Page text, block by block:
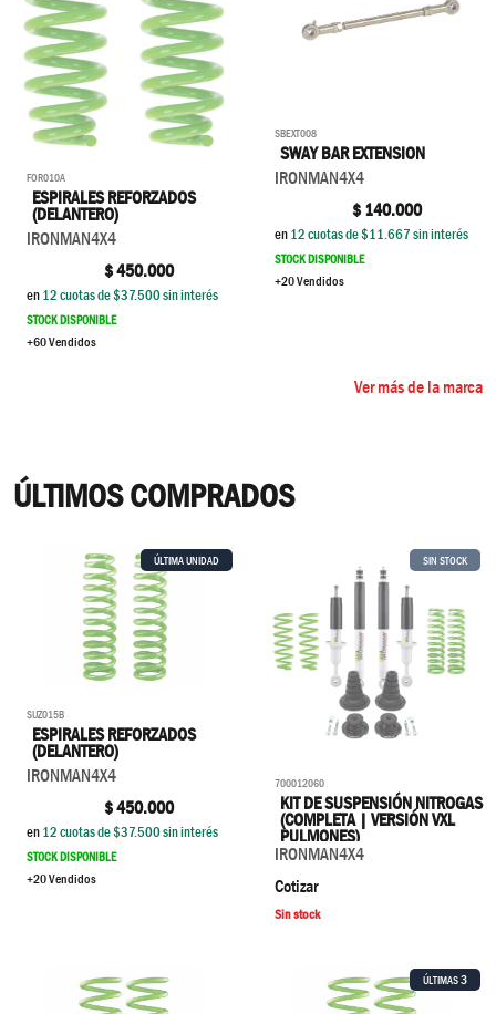
FOR010A
ESPIRALES REFORZADOS
(DELANTERO)
IRONMAN4X4
$450.000
en12cuotas de $37.500sin interés
STOCK DISPONIBLE
+60 Vendidos
SBEXT008
SWAY BAR EXTENSION
IRONMAN4X4
$140.000
en12cuotas de $11.667sin interés
STOCK DISPONIBLE
+20 Vendidos
Ver más de la marca
ÚLTIMOS COMPRADOS
ÚLTIMA UNIDAD
SUZ015B
ESPIRALES REFORZADOS
(DELANTERO)
IRONMAN4X4
$450.000
en12cuotas de $37.500sin interés
STOCK DISPONIBLE
+20 Vendidos
SIN STOCK
700012060
KIT DE SUSPENSIÓN NITROGAS
(COMPLETA | VERSIÓN VXL
PULMONES)
IRONMAN4X4
Cotizar
Sin stock
ÚLTIMAS3